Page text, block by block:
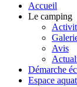
Accueil
Le camping
Avis
Démarche
Espace